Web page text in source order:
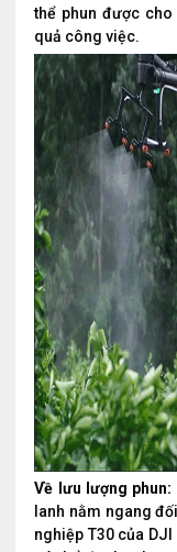
thể phun được
quả công việc.
Về lưu lượng phun:
lanh nằm ngang
nghiệp T30 của